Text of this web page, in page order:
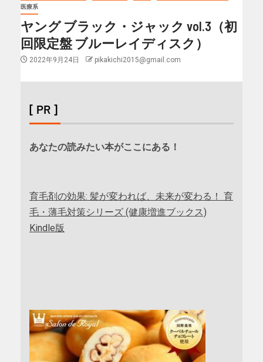
医療系
ヤング ブラック・ジャック vol.3（初
回限定盤 ブルーレイディスク）
2022年9月24日 pikakichi2015@gmail.com
[ PR ]
あなたの読みたい本がここにある！
育毛剤の効果: 髪が変われば、未来が変わる！ 育
毛・薄毛対策シリーズ (健康増進ブックス)
Kindle版